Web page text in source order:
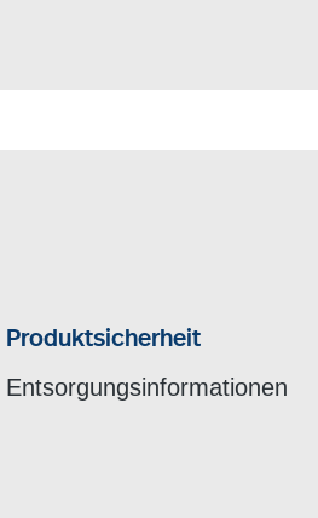
Produktsicherheit
Entsorgungsinformationen